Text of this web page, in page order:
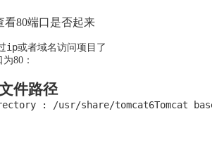
看80端口是否起来
ip或者域名访问项目了
80：
件路径
: /usr/share/tomcat6Tomcat